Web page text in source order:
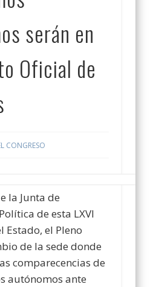
serán en
Oficial de
CONGRESO
la Junta de
de esta LXVI
Estado, el Pleno
de la sede donde
comparecencias de
autónomos ante